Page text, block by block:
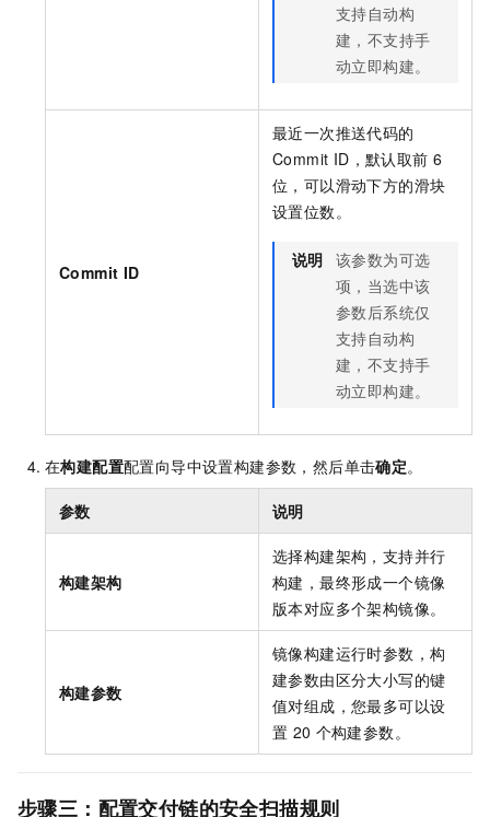
支持自动构
建，不支持手
动立即构建。
Commit ID
最近一次推送代码的
Commit ID，默认取前 6
位，可以滑动下方的滑块
设置位数。
说明 该参数为可选
项，当选中该
参数后系统仅
支持自动构
建，不支持手
动立即构建。
在构建配置配置向导中设置构建参数，然后单击确定。
参数 说明
构建架构
选择构建架构，支持并行
构建，最终形成一个镜像
版本对应多个架构镜像。
构建参数
镜像构建运行时参数，构
建参数由区分大小写的键
值对组成，您最多可以设
置 20 个构建参数。
步骤三：配置交付链的安全扫描规则